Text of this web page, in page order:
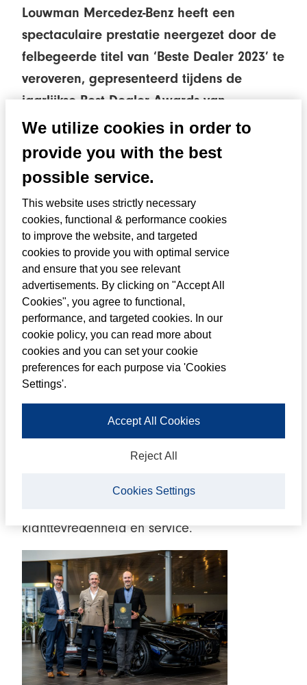
Louwman Mercedez-Benz heeft een
spectaculaire prestatie neergezet door de
felbegeerde titel van ‘Beste Dealer 2023’ te
veroveren, gepresenteerd tijdens de
jaarlijkse Best Dealer Awards van
Mercedes-Benz voor personenwagens. De
jury erkende Louwman’s ongeëvenaarde
resultaten in de categorie ‘Beste Dealer’,
waarbij criteria zoals verkoop, service en
klanttevredenheid werden beoordeeld.
Deze prestatie wordt versterkt door de
eerste plaats die Louwman’s vestiging in
Gorinchem behaalde in de categorie
‘Beste Klanttevredenheid’.
De Best Dealer Awards, georganiseerd door
Mercedes-Benz Nederland, worden jaarlijks
uitgereikt om uitmuntende prestaties te
om klanten op alle fronten perfect van dienst
te zijn. Louwman, met vestigingen in Breda,
Tilburg, Roosendaal, Den Bosch, Goes,
Gorinchem en Terneuzen, heeft zich bewezen
klanttevredenheid en service.
We utilize cookies in order to
provide you with the best
possible service.
This website uses strictly necessary
cookies, functional & performance cookies
to improve the website, and targeted
cookies to provide you with optimal service
and ensure that you see relevant
advertisements. By clicking on "Accept All
Cookies", you agree to functional,
performance, and targeted cookies. In our
cookie policy, you can read more about
cookies and you can set your cookie
preferences for each purpose via 'Cookies
Settings'.
Reject All
Accept All Cookies
Cookies Settings